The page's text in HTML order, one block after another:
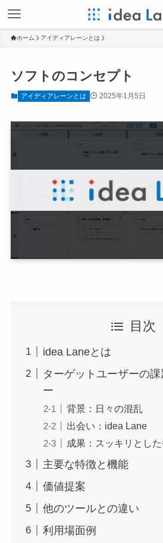
ホーム アイディアレーンとは
ソフトのコンセプト
アイディアレーンとは 2025年1月5日
目次
idea Laneとは
ターゲットユーザーの
ー
背景：日々の混乱
出会い：idea Lane
成果：スッキリとし
主要な特徴と機能
価値提案
他のツールとの違い
利用場面例